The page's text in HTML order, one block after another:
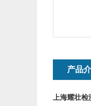
产品
上海耀壮